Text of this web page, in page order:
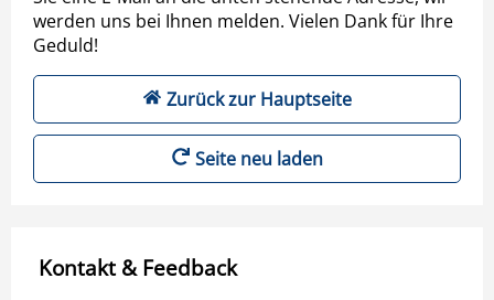
werden uns bei Ihnen melden. Vielen Dank für Ihre
Geduld!
Zurück zur Hauptseite
Seite neu laden
Kontakt & Feedback